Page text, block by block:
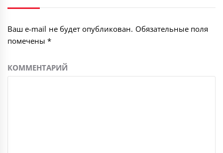
Ваш e-mail не будет опубликован. Обязательные поля
помечены*
КОММЕНТАРИЙ